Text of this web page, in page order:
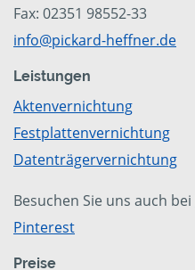
Fax: 02351 98552-33
info@pickard-heffner.de
Leistungen
Aktenvernichtung
Festplattenvernichtung
Datenträgervernichtung
Besuchen Sie uns auch bei
Pinterest
Preise